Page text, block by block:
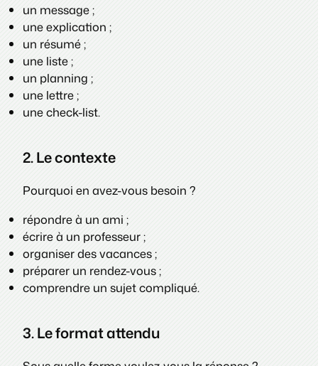
un message ;
une explication ;
un résumé ;
une liste ;
un planning ;
une lettre ;
une check-list.
2. Le contexte
Pourquoi en avez-vous besoin ?
répondre à un ami ;
écrire à un professeur ;
organiser des vacances ;
préparer un rendez-vous ;
comprendre un sujet compliqué.
3. Le format attendu